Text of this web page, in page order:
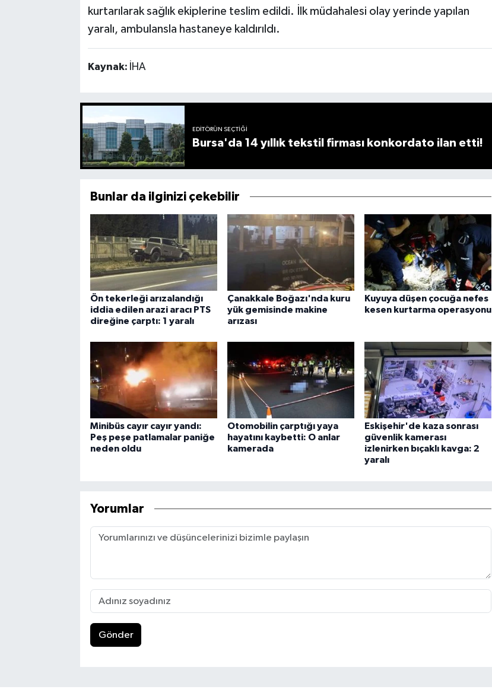
kurtarılarak sağlık ekiplerine teslim edildi. İlk müdahalesi olay yerinde yapılan
yaralı, ambulansla hastaneye kaldırıldı.
Kaynak: İHA
EDITÖRÜN SEÇTIĞI
Bursa'da 14 yıllık tekstil firması konkordato ilan etti!
Bunlar da ilginizi çekebilir
Ön tekerleği arızalandığı
iddia edilen arazi aracı PTS
direğine çarptı: 1 yaralı
Çanakkale Boğazı'nda kuru
yük gemisinde makine
arızası
Kuyuya düşen çocuğa nefes
kesen kurtarma operasyonu
Minibüs cayır cayır yandı:
Peş peşe patlamalar paniğe
neden oldu
Otomobilin çarptığı yaya
hayatını kaybetti: O anlar
kamerada
Eskişehir'de kaza sonrası
güvenlik kamerası
izlenirken bıçaklı kavga: 2
yaralı
Yorumlar
Gönder